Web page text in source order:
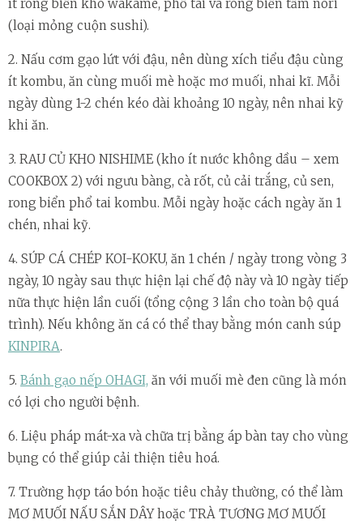
ít rong biển khô wakame, phổ tai và rong biển tấm nori
(loại mỏng cuộn sushi).
2. Nấu cơm gạo lứt với đậu, nên dùng xích tiểu đậu cùng
ít kombu, ăn cùng muối mè hoặc mơ muối, nhai kĩ. Mỗi
ngày dùng 1-2 chén kéo dài khoảng 10 ngày, nên nhai kỹ
khi ăn.
3. RAU CỦ KHO NISHIME (kho ít nước không dầu – xem
COOKBOX 2) với ngưu bàng, cà rốt, củ cải trắng, củ sen,
rong biển phổ tai kombu. Mỗi ngày hoặc cách ngày ăn 1
chén, nhai kỹ.
4. SÚP CÁ CHÉP KOI-KOKU, ăn 1 chén / ngày trong vòng 3
ngày, 10 ngày sau thực hiện lại chế độ này và 10 ngày tiếp
nữa thực hiện lần cuối (tổng cộng 3 lần cho toàn bộ quá
trình). Nếu không ăn cá có thể thay bằng món canh súp
KINPIRA.
5. Bánh gạo nếp OHAGI, ăn với muối mè đen cũng là món
có lợi cho người bệnh.
6. Liệu pháp mát-xa và chữa trị bằng áp bàn tay cho vùng
bụng có thể giúp cải thiện tiêu hoá.
7. Trường hợp táo bón hoặc tiêu chảy thường, có thể làm
MƠ MUỐI NẤU SẮN DÂY hoặc TRÀ TƯƠNG MƠ MUỐI